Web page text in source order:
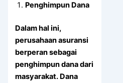
Penghimpun Dana
Dalam hal ini,
perusahaan asuransi
berperan sebagai
penghimpun dana dari
masyarakat. Dana